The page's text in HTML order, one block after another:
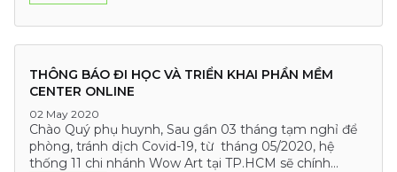
THÔNG BÁO ĐI HỌC VÀ TRIỂN KHAI PHẦN MỀM
CENTER ONLINE
02 May 2020
Chào Quý phụ huynh, Sau gần 03 tháng tạm nghỉ để
phòng, tránh dịch Covid-19, từ tháng 05/2020, hệ
thống 11 chi nhánh Wow Art tại TP.HCM sẽ chính